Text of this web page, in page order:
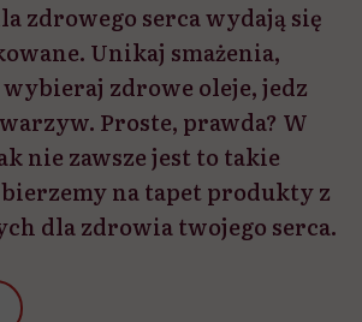
zdrowego serca wydają się
Unikaj smażenia,
zdrowe oleje, jedz
Proste, prawda? W
nie zawsze jest to takie
bierzemy na tapet produkty z
dla zdrowia twojego serca.